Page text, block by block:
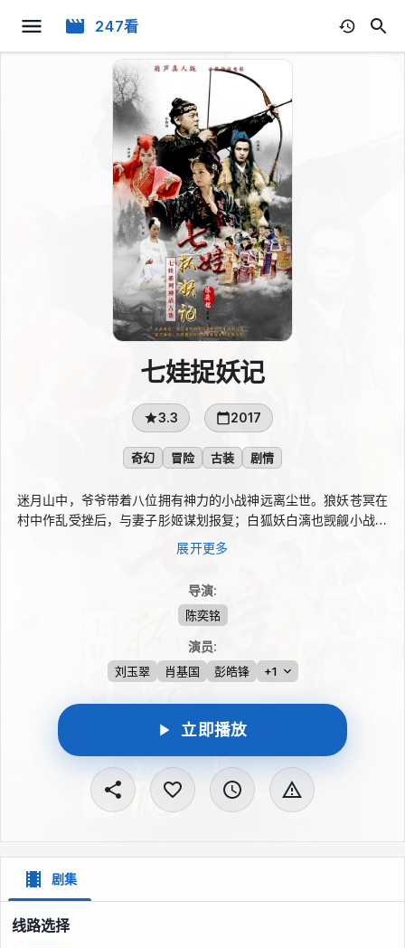
247看
七娃捉妖记
3.3 2017
奇幻 冒险 古装 剧情
迷月山中，爷爷带着八位拥有神力的小战神远离尘世。狼妖苍冥在
村中作乱受挫后，与妻子肜姬谋划报复；白狐妖白漓也觊觎小战神
的力量，设局诱他们入府却被识破。随后苍冥夫妇假扮成人潜入白
府，暗杀白漓不成，反抓走小战神“宫”。众人再陷狼妖埋伏，彦为
动，苍冥则逃回狼域搬兵，决战将至。
展开更多
导演:
陈奕铭
演员:
刘玉翠 肖基国 彭皓锋 +1
立即播放
剧集
线路选择